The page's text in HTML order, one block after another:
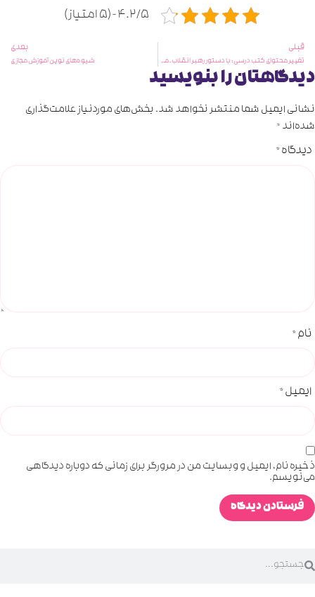
4.2/5 - (5 امتیاز)
قبلی
تغییر محتوای کتب درسی ؛ با دستور رهبر انقلاب، مطالب غیرکاربردی حذف خواهند شد
بعدی
شیوه‌های نوین آموزش مجازی
دیدگاهتان را بنویسید
نشانی ایمیل شما منتشر نخواهد شد.بخش‌های موردنیاز علامت‌گذاری
شده‌اند*
دیدگاه*
نام*
ایمیل*
ذخیره نام، ایمیل و وبسایت من در مرورگر برای زمانی که دوباره دیدگاهی
می‌نویسم.